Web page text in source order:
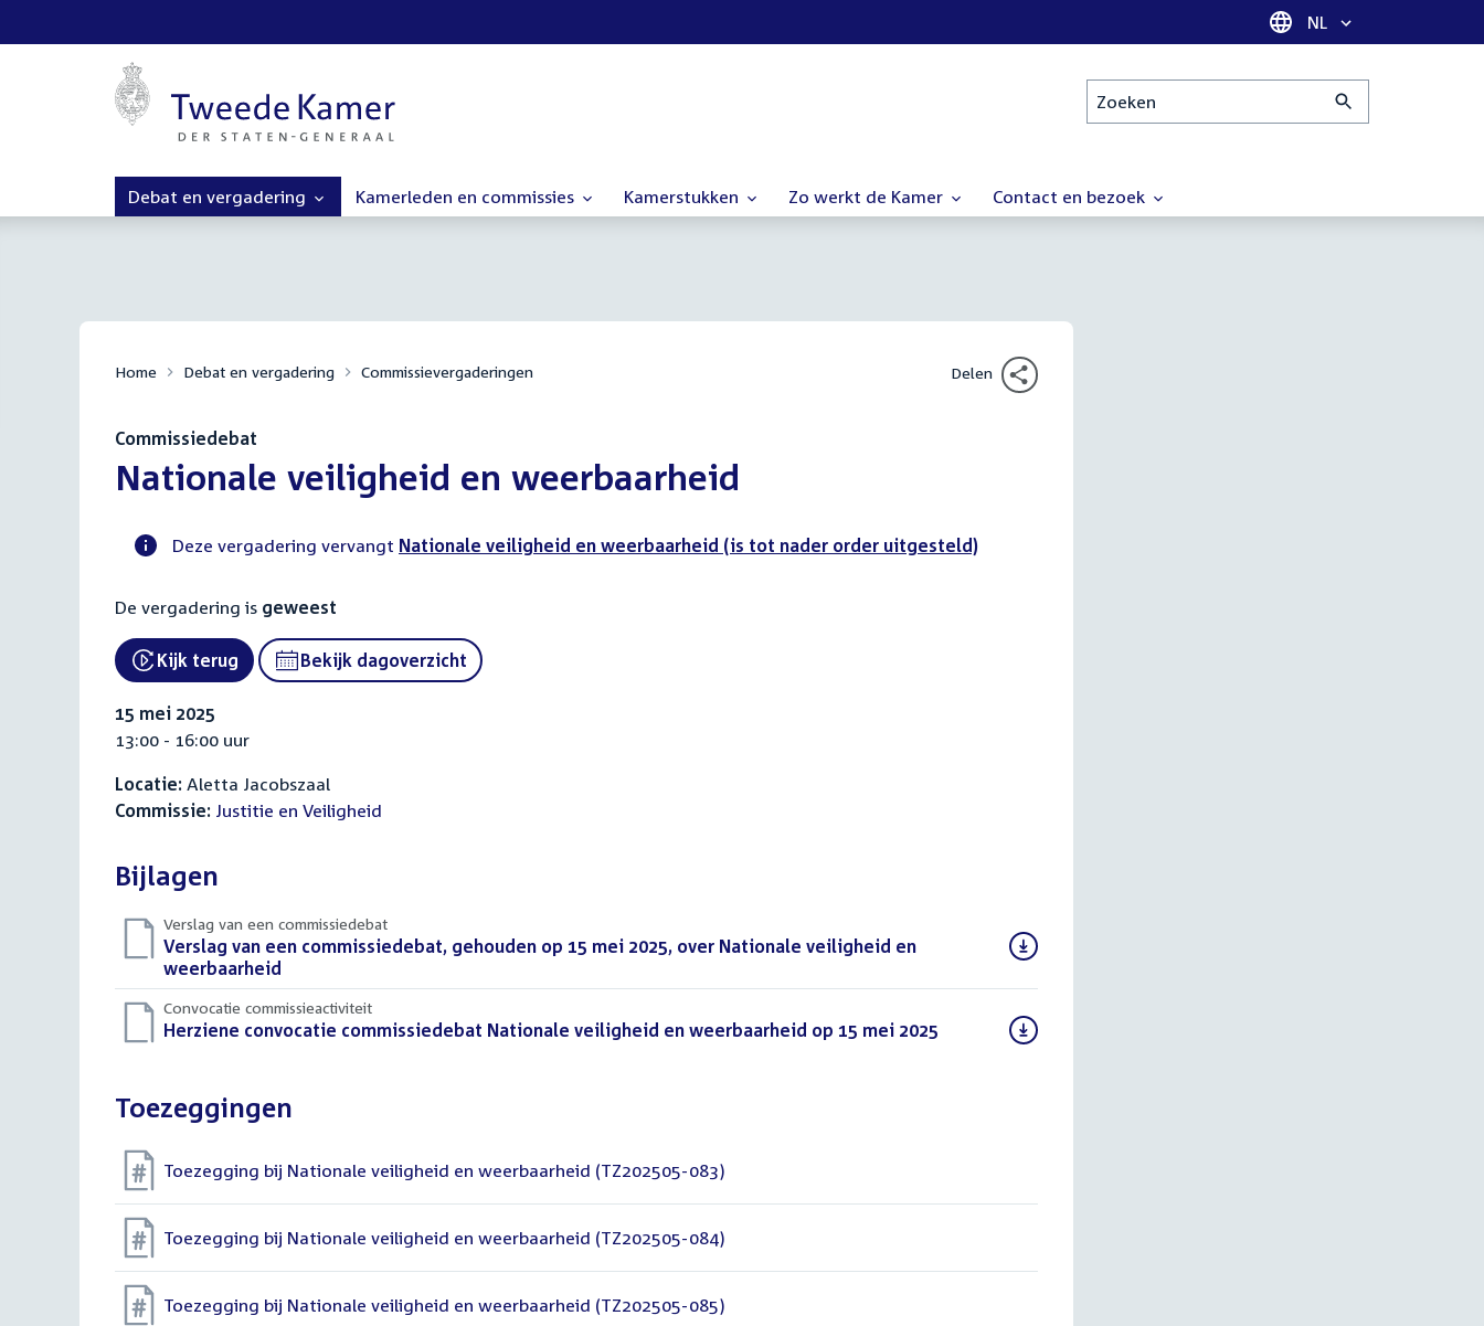
Taal selectie
NL
Zoeken
Debat en vergadering Kamerleden en commissies Kamerstukken Zo werkt de Kamer Contact en bezoek
Home Debat en vergadering Commissievergaderingen Delen
Commissiedebat
:Nationale veiligheid en weerbaarheid
commissie
activiteit
Deze vergadering vervangt Nationale veiligheid en weerbaarheid (is tot nader order uitgesteld)
De vergadering is geweest
External link:
Kijk terug Bekijk dagoverzicht
15 mei 2025
13:00 - 16:00 uur
Locatie: Aletta Jacobszaal
Commissie: Justitie en Veiligheid
Bijlagen
Verslag van een commissiedebat
Download
bestand:
Verslag van een commissiedebat, gehouden op 15 mei 2025, over Nationale veiligheid en
weerbaarheid
Convocatie commissieactiviteit
Download
Herziene convocatie commissiedebat Nationale veiligheid en weerbaarheid op 15 mei 2025
Toezeggingen
Toezegging bij Nationale veiligheid en weerbaarheid (TZ202505-083)
Toezegging bij Nationale veiligheid en weerbaarheid (TZ202505-084)
Toezegging bij Nationale veiligheid en weerbaarheid (TZ202505-085)